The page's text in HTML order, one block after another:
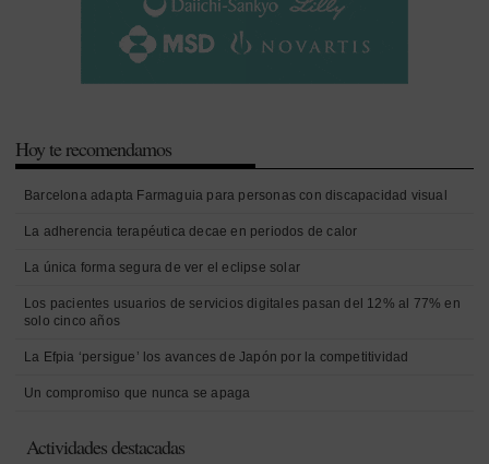
Hoy te recomendamos
Barcelona adapta Farmaguia para personas con discapacidad visual
La adherencia terapéutica decae en periodos de calor
La única forma segura de ver el eclipse solar
Los pacientes usuarios de servicios digitales pasan del 12% al 77% en
solo cinco años
La Efpia ‘persigue’ los avances de Japón por la competitividad
Un compromiso que nunca se apaga
Actividades destacadas